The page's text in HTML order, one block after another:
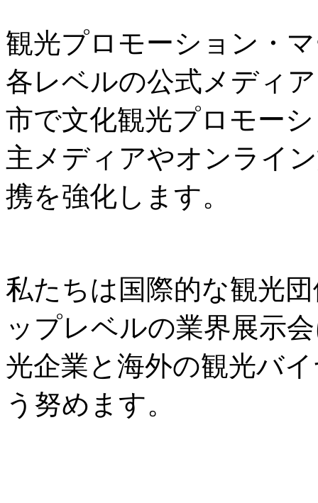
観光プロモーション・
各レベルの公式メディ
市で文化観光プロモー
主メディアやオンライ
携を強化します。
私たちは国際的な観光
ップレベルの業界展示
光企業と海外の観光バ
う努めます。